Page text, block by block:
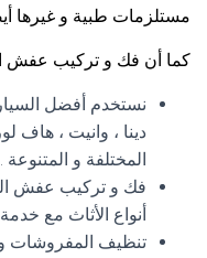
مستلزمات طبية و غيرها
كما أن فك و تركيب عفش
نستخدم أفضل
دينا ، وانيت ، هاف
المختلفة و المتنوعة .
فك و تركيب عفش
أنواع الأثاث مع
تنظيف المفروشات